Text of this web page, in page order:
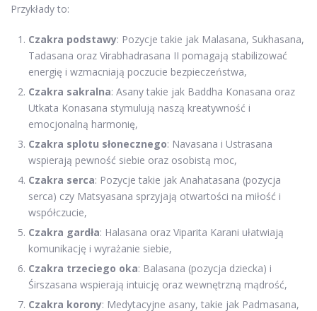
Przykłady to:
Czakra podstawy: Pozycje takie jak Malasana, Sukhasana,
Tadasana oraz Virabhadrasana II pomagają stabilizować
energię i wzmacniają poczucie bezpieczeństwa,
Czakra sakralna: Asany takie jak Baddha Konasana oraz
Utkata Konasana stymulują naszą kreatywność i
emocjonalną harmonię,
Czakra splotu słonecznego: Navasana i Ustrasana
wspierają pewność siebie oraz osobistą moc,
Czakra serca: Pozycje takie jak Anahatasana (pozycja
serca) czy Matsyasana sprzyjają otwartości na miłość i
współczucie,
Czakra gardła: Halasana oraz Viparita Karani ułatwiają
komunikację i wyrażanie siebie,
Czakra trzeciego oka: Balasana (pozycja dziecka) i
Śirszasana wspierają intuicję oraz wewnętrzną mądrość,
Czakra korony: Medytacyjne asany, takie jak Padmasana,